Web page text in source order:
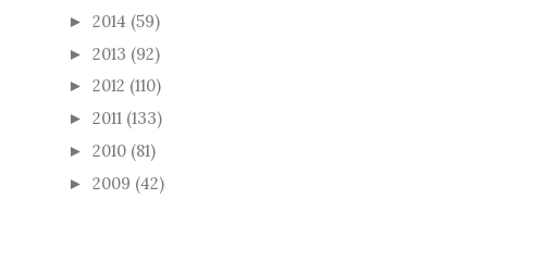
► 2014 (59)
► 2013 (92)
► 2012 (110)
► 2011 (133)
► 2010 (81)
► 2009 (42)